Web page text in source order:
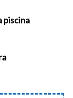
piscina